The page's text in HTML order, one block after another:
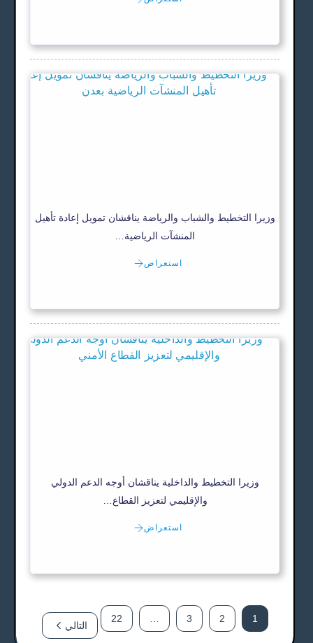
وزيرا التخطيط والشباب والرياضة يناقشان تمويل إعادة تأهيل
المنشآت الرياضية…
استعراض
وزيرا التخطيط والداخلية يناقشان أوجه الدعم الدولي
والإقليمي لتعزيز القطاع…
استعراض
1
2
3
22
التالي